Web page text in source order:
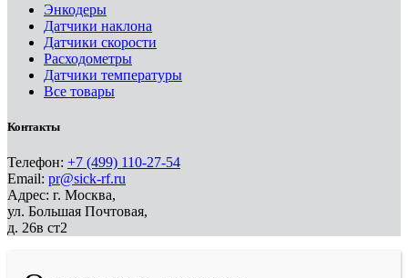
Энкодеры
Датчики наклона
Датчики скорости
Расходометры
Датчики температуры
Все товары
Контакты
Телефон: +7 (499) 110-27-54
Email: pr@sick-rf.ru
Адрес: г. Москва,
ул. Большая Почтовая,
д. 26в ст2